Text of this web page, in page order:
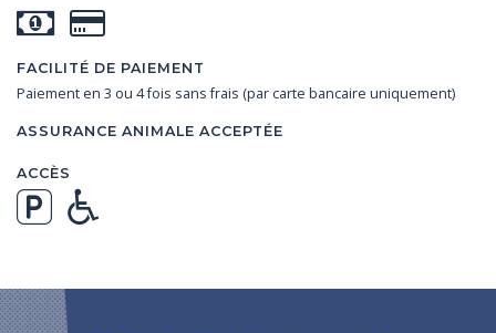
FACILITÉ DE PAIEMENT
Paiement en 3 ou 4 fois sans frais (par carte bancaire uniquement)
ASSURANCE ANIMALE ACCEPTÉE
ACCÈS